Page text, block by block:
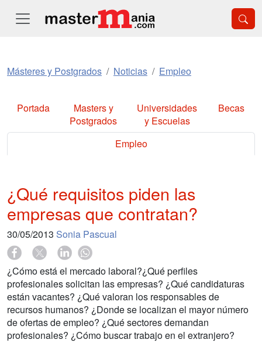
Másteres y Postgrados Noticias Empleo
Portada
Masters y
Postgrados
Universidades
y Escuelas
Becas
Empleo
¿Qué requisitos piden las
empresas que contratan?
30/05/2013 Sonia Pascual
¿Cómo está el mercado laboral?¿Qué perfiles
profesionales solicitan las empresas? ¿Qué candidaturas
están vacantes? ¿Qué valoran los responsables de
recursos humanos? ¿Donde se localizan el mayor número
de ofertas de empleo? ¿Qué sectores demandan
profesionales? ¿Cómo buscar trabajo en el extranjero?